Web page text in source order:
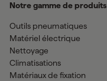
Notre gamme de produits
Outils pneumatiques
Matériel électrique
Nettoyage
Climatisations
Matériaux de fixation